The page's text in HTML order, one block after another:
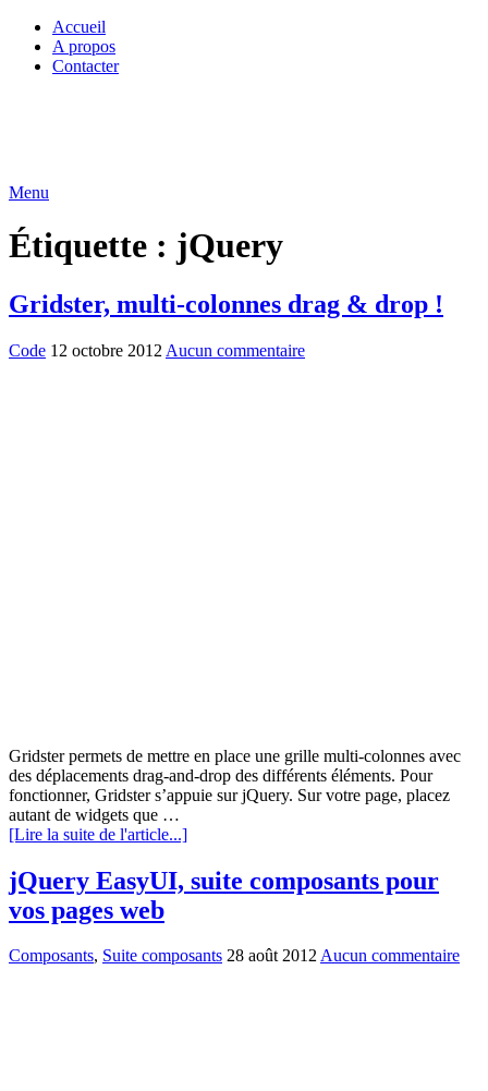
Accueil
A propos
Contacter
Menu
Étiquette : jQuery
Gridster, multi-colonnes drag & drop !
Code 12 octobre 2012 Aucun commentaire
Gridster permets de mettre en place une grille multi-colonnes avec
des déplacements drag-and-drop des différents éléments. Pour
fonctionner, Gridster s’appuie sur jQuery. Sur votre page, placez
autant de widgets que …
[Lire la suite de l'article...]
jQuery EasyUI, suite composants pour
vos pages web
Composants, Suite composants 28 août 2012Aucun commentaire